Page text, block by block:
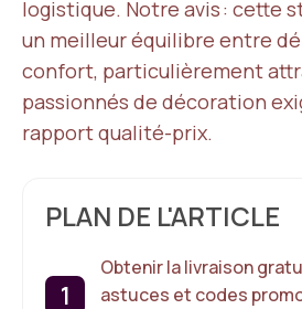
logistique. Notre avis : cette
un meilleur équilibre entre
confort, particulièrement
passionnés de décoration
rapport qualité-prix.
PLAN DE L'ARTICLE
Obtenir la livraison
astuces et codes